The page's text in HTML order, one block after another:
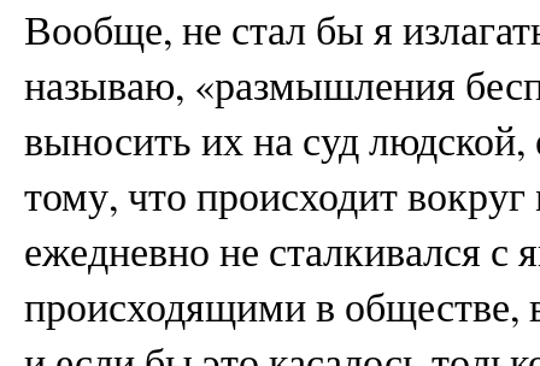
Вообще, не стал бы я
называю, «размышления
выносить их на суд
тому, что происходит
ежедневно не сталкивался
происходящими в обществе,